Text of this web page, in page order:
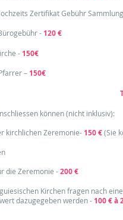
Zertifikat Gebühr
- 120 €
- 150€
– 150€
können (nicht inklusiv):
kirchlichen Zeremonie- 150 €(Sie
die Zeremonie -200 €
Kirchen fragen nach
dazugegeben werden - 100 € à